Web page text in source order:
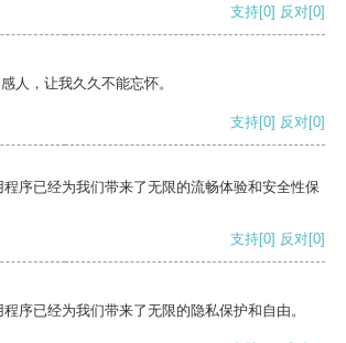
支持[0] 反对[0]
人，让我久久不能忘怀。
支持[0] 反对[0]
序已经为我们带来了无限的流畅体验和安全性保
支持[0] 反对[0]
序已经为我们带来了无限的隐私保护和自由。